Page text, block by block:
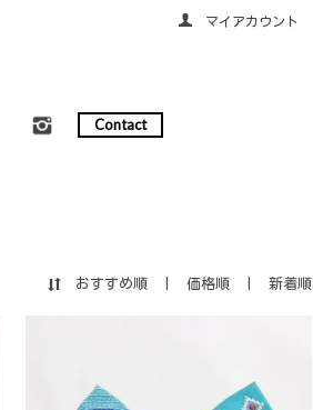
マイアカウント
Contact
おすすめ順| 価格順| 新着順